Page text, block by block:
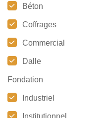
Béton
Coffrages
Commercial
Dalle
Fondation
Industriel
Institutionnel